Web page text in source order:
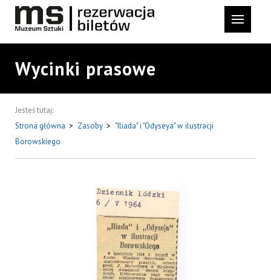
Wycinki prasowe
Jesteś tutaj:
Strona główna > Zasoby > "Iliada" i "Odyseya" w ilustracji
Borowskiego